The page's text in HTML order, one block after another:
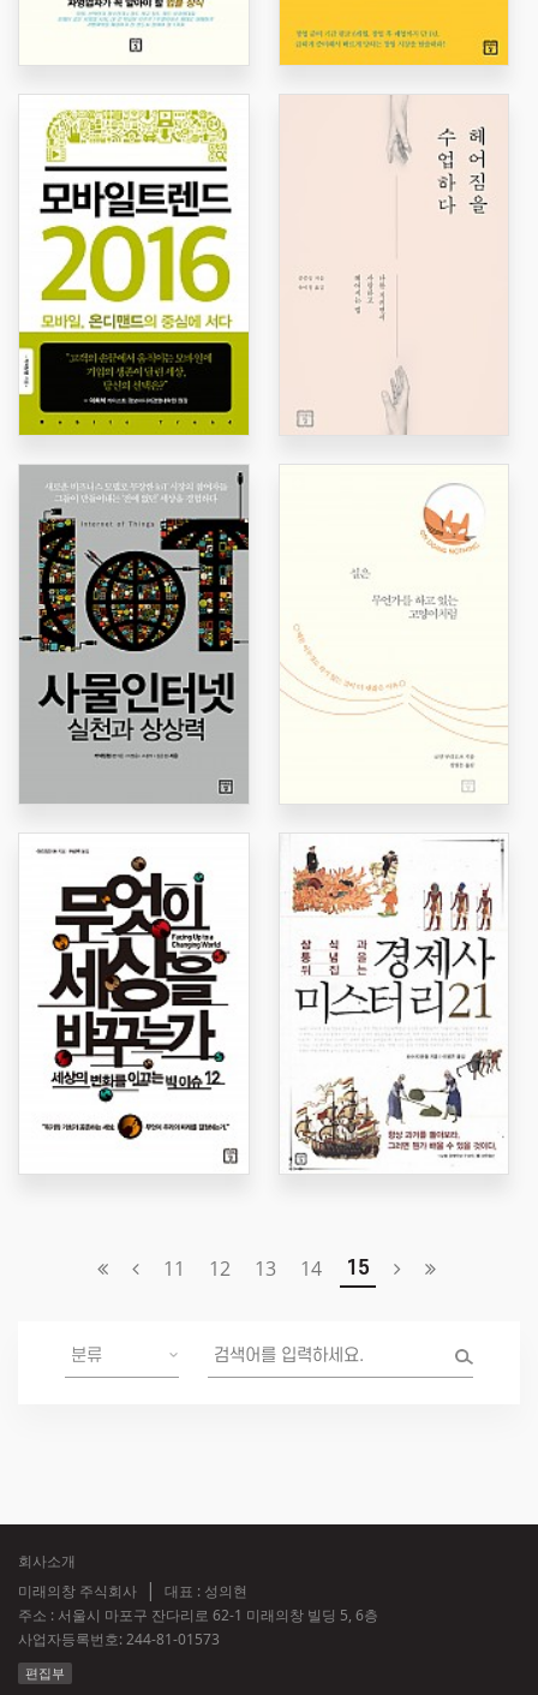
11 12 13 14 15
회사소개
미래의창 주식회사
대표 : 성의현
주소 : 서울시 마포구 잔다리로 62-1 미래의창 빌딩 5, 6층
사업자등록번호:244-81-01573
편집부